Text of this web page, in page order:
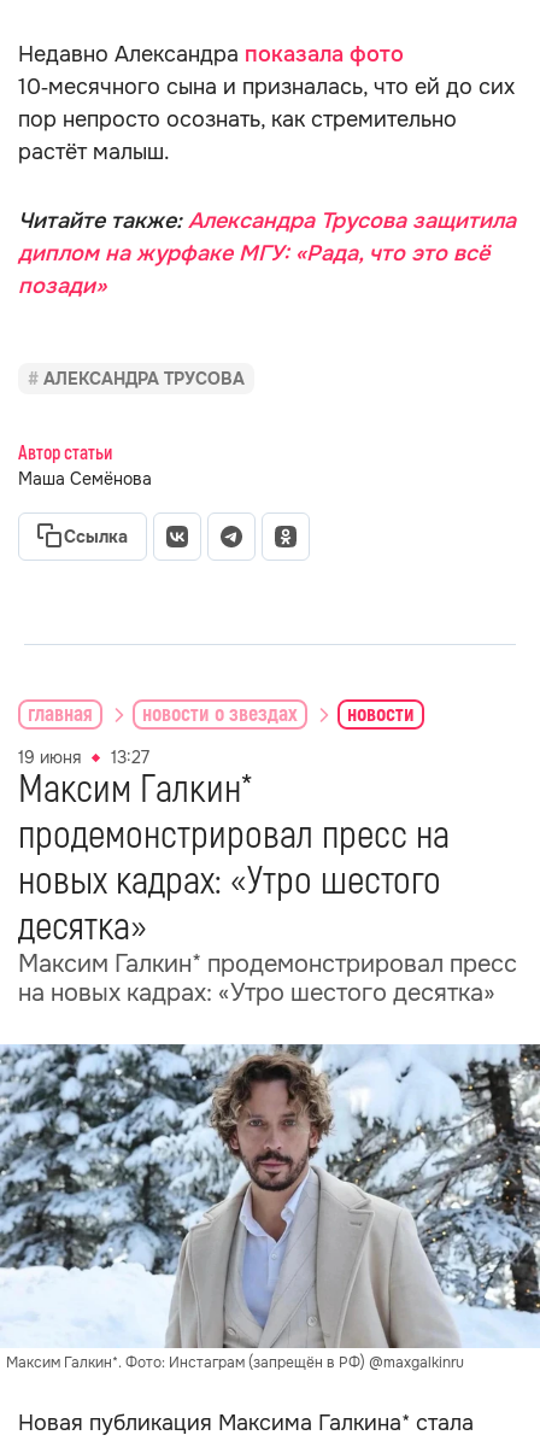
Недавно Александра показала фото
10‑месячного сына и призналась, что ей до сих
пор непросто осознать, как стремительно
растёт малыш.
Читайте также:Александра Трусова защитила
диплом на журфаке МГУ: «Рада, что это всё
позади»
АЛЕКСАНДРА ТРУСОВА
Автор статьи
Маша Семёнова
Ссылка
главная новости о звездах новости
19 июня 13:27
Максим Галкин*
продемонстрировал пресс на
новых кадрах: «Утро шестого
десятка»
Максим Галкин* продемонстрировал пресс
на новых кадрах: «Утро шестого десятка»
Максим Галкин*. Фото: Инстаграм (запрещён в РФ) @maxgalkinru
Новая публикация Максима Галкина* стала